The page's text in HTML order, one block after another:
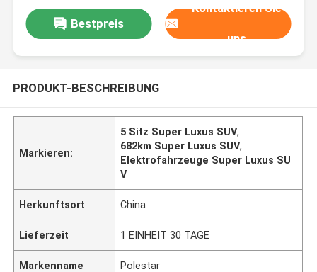
Bestpreis
Kontaktieren Sie
uns
PRODUKT-BESCHREIBUNG
Markieren:
5 Sitz Super Luxus SUV,
682km Super Luxus SUV,
Elektrofahrzeuge Super Luxus SU
V
Herkunftsort China
Lieferzeit 1 EINHEIT 30 TAGE
Markenname Polestar